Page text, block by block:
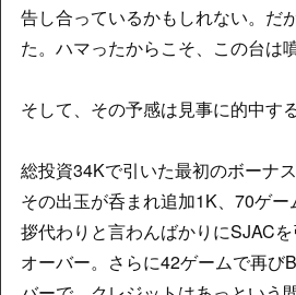
告し合っているかもしれない。だ
た。ハマったからこそ、この台は噴
そして、その予感は見事に的中する
総投資34Kで引いた最初のボーナ
その出玉が呑まれ追加1K、70ゲ
拶代わりと言わんばかりにSJAC
オーバー。さらに42ゲームで再び